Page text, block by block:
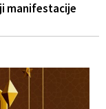
manifestacije